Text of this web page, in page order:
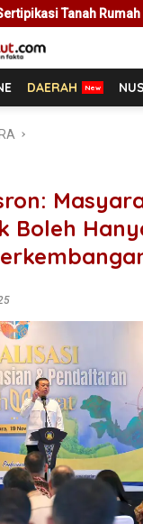
Ibadah di NTT
DAERAH
Boleh